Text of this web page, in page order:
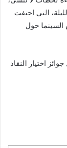
التي احتفت
حول
اختيار النقاد